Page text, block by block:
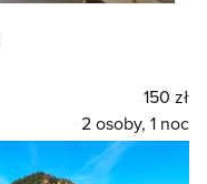
150 zł
2 osoby, 1 noc